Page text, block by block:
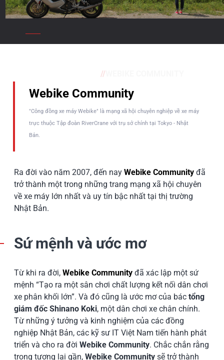
//
Webike Community
"Công đồng xe máy Webike" là mạng xã hội chuyên nghiệp về xe máy
trực thuộc Tập đoàn RiverCrane với trụ sở chính tại Tokyo - Nhật
Bản.
Ra đời vào năm 2007, đến nayWebike Community đã
trở thành một trong những trang mạng xã hội chuyên
về xe máy lớn nhất và uy tín bậc nhất tại thị trường
Nhật Bản.
Sứ mệnh và ước mơ
Từ khi ra đời,Webike Community đã xác lập một sứ
mệnh “Tạo ra một sân chơi chất lượng kết nối dân chơi
xe phân khối lớn”. Và đó cũng là ước mơ của báctổng
giám đốc Shinano Koki, một dân chơi xe chân chính.
Từ những ý tưởng và kinh nghiệm của các đồng
nghiệp Nhật Bản, các kỹ sư IT Việt Nam tiến hành phát
triển và cho ra đờiWebike Community. Chắc chắn rằng
trong tương lai gần,Webike Community sẽ trở thành